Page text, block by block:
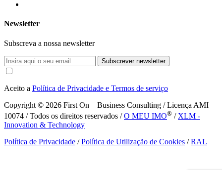
Newsletter
Subscreva a nossa newsletter
Subscrever newsletter
Aceito a Política de Privacidade e Termos de serviço
Copyright © 2026 First On – Business Consulting / Licença AMI
10074 / Todos os direitos reservados /O MEU IMO® / XLM -
Innovation & Technology
Política de Privacidade /Política de Utilização de Cookies /RAL